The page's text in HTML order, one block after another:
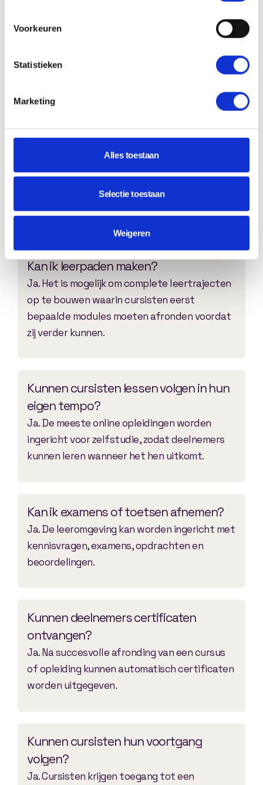
Voorkeuren
Statistieken
Marketing
Alles toestaan
Selectie toestaan
Weigeren
Kunnen verschillende gebruikersrollen
Ja. Denk bijvoorbeeld aan beheerders,
Gebruikers kunnen handmatig worden
toegevoegd, zichzelf registreren of
automatisch worden ingeladen via
koppelingen met andere systemen.
Kan ik leerpaden maken?
Ja. Het is mogelijk om complete leertrajecten
op te bouwen waarin cursisten eerst
bepaalde modules moeten afronden voordat
zij verder kunnen.
Kunnen cursisten lessen volgen in hun
eigen tempo?
Ja. De meeste online opleidingen worden
ingericht voor zelfstudie, zodat deelnemers
kunnen leren wanneer het hen uitkomt.
Kan ik examens of toetsen afnemen?
Ja. De leeromgeving kan worden ingericht met
kennisvragen, examens, opdrachten en
beoordelingen.
Kunnen deelnemers certificaten
ontvangen?
Ja. Na succesvolle afronding van een cursus
of opleiding kunnen automatisch certificaten
worden uitgegeven.
Kunnen cursisten hun voortgang
volgen?
Ja. Cursisten krijgen toegang tot een